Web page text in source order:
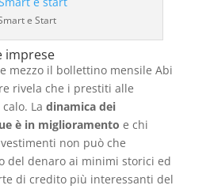
e Start
imprese
mezzo il bollettino mensile Abi
rivela che i prestiti alle
La dinamica dei
è in miglioramento e chi
non può che
del denaro ai minimi storici ed
di credito più interessanti del